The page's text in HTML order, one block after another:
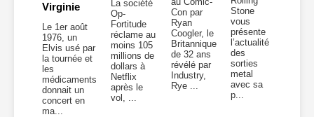
Virginie
Le 1er août
1976, un
Elvis usé par
la tournée et
les
médicaments
donnait un
concert en
ma...
La société
Op-
Fortitude
réclame au
moins 105
millions de
dollars à
Netflix
après le
vol, ...
Con par
Ryan
Coogler, le
Britannique
de 32 ans
révélé par
Industry,
Rye ...
Stone
vous
présente
l’actualité
des
sorties
metal
avec sa
p...